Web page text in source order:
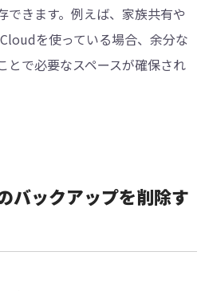
できます。例えば、家族共有や
を使っている場合、余分な
とで必要なスペースが確保され
ックアップを削除す